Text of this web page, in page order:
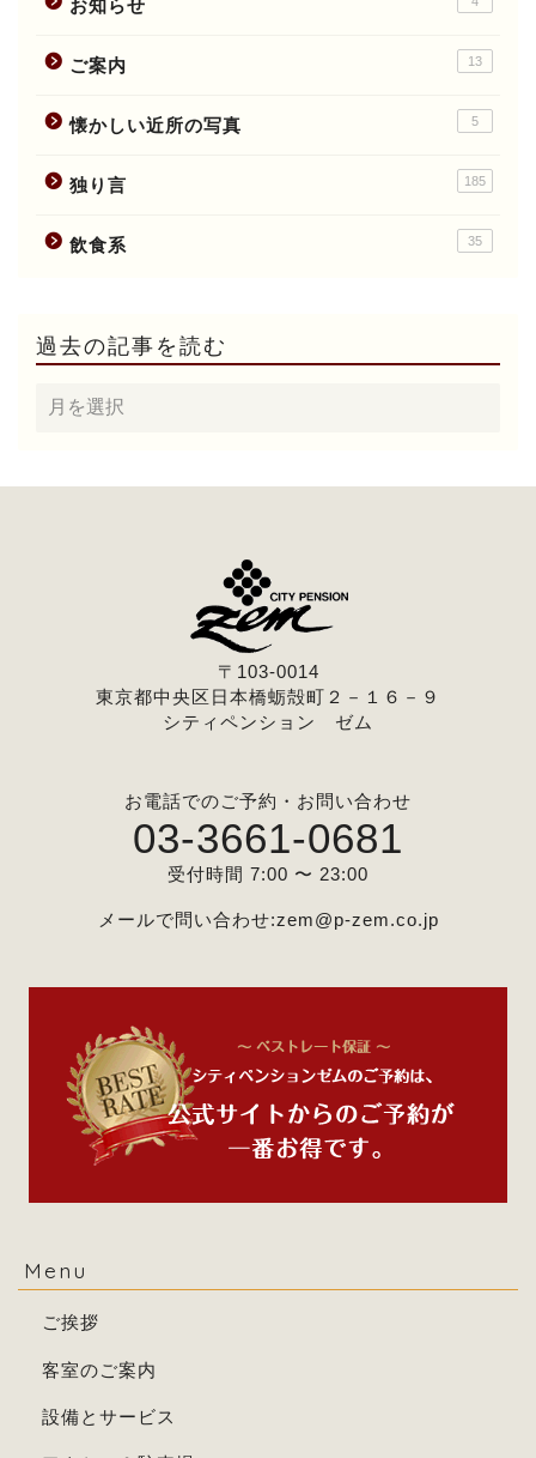
お知らせ
ご案内 13
懐かしい近所の写真 5
独り言 185
飲食系 35
過去の記事を読む
〒103-0014
東京都中央区日本橋蛎殻町２－１６－９
シティペンション ゼム
お電話でのご予約・お問い合わせ
03-3661-0681
受付時間 7:00 〜 23:00
メールで問い合わせ:zem@p-zem.co.jp
Menu
ご挨拶
客室のご案内
設備とサービス